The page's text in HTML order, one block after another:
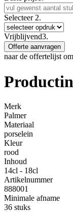
Selecteer 2.
Vrijblijvend3.
Offerte aanvragen
naar de offertelijst
Merk
Palmer
Materiaal
porselein
Kleur
rood
Inhoud
14cl - 18cl
Artikelnummer
888001
Minimale afname
36 stuks